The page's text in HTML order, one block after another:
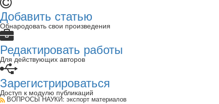
Добавить статью
Обнародовать свои произведения
Редактировать работы
Для действующих авторов
Зарегистрироваться
Доступ к модулю публикаций
ВОПРОСЫ НАУКИ: экспорт материалов